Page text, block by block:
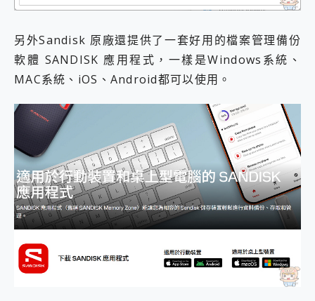
另外Sandisk 原廠還提供了一套好用的檔案管理備份
軟體 SANDISK 應用程式，一樣是Windows系統、
MAC系統、iOS、Android都可以使用。